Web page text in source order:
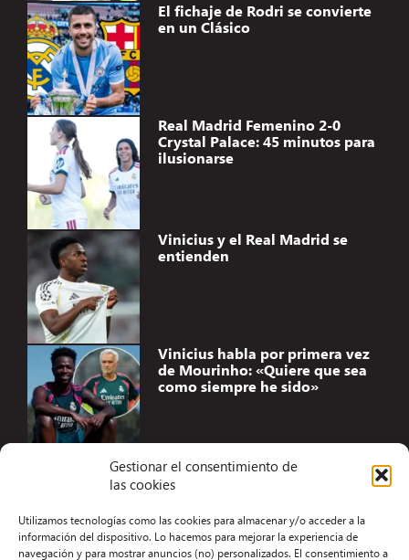
Gestionar el consentimiento de
las cookies
Utilizamos tecnologías como las cookies para almacenar y/o acceder a la
información del dispositivo. Lo hacemos para mejorar la experiencia de
navegación y para mostrar anuncios (no) personalizados. El consentimiento a
El fichaje de Rodri se convierte
en un Clásico
Real Madrid Femenino 2-0
Crystal Palace: 45 minutos para
ilusionarse
Vinicius y el Real Madrid se
entienden
Vinicius habla por primera vez
de Mourinho: «Quiere que sea
como siempre he sido»
Aviso Legal